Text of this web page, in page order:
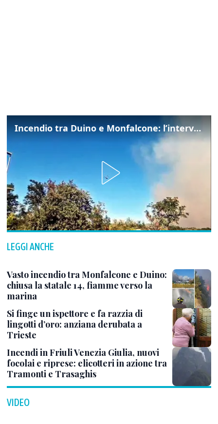
Incendio tra Duino e Monfalcone: l’intervento dei vigili del fuoco
LEGGI ANCHE
Vasto incendio tra Monfalcone e Duino:
chiusa la statale 14, fiamme verso la
marina
Si finge un ispettore e fa razzia di
lingotti d’oro: anziana derubata a
Trieste
Incendi in Friuli Venezia Giulia, nuovi
focolai e riprese: elicotteri in azione tra
Tramonti e Trasaghis
VIDEO